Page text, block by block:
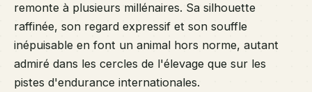
remonte à plusieurs millénaires. Sa silhouette
raffinée, son regard expressif et son souffle
inépuisable en font un animal hors norme, autant
admiré dans les cercles de l'élevage que sur les
pistes d'endurance internationales.